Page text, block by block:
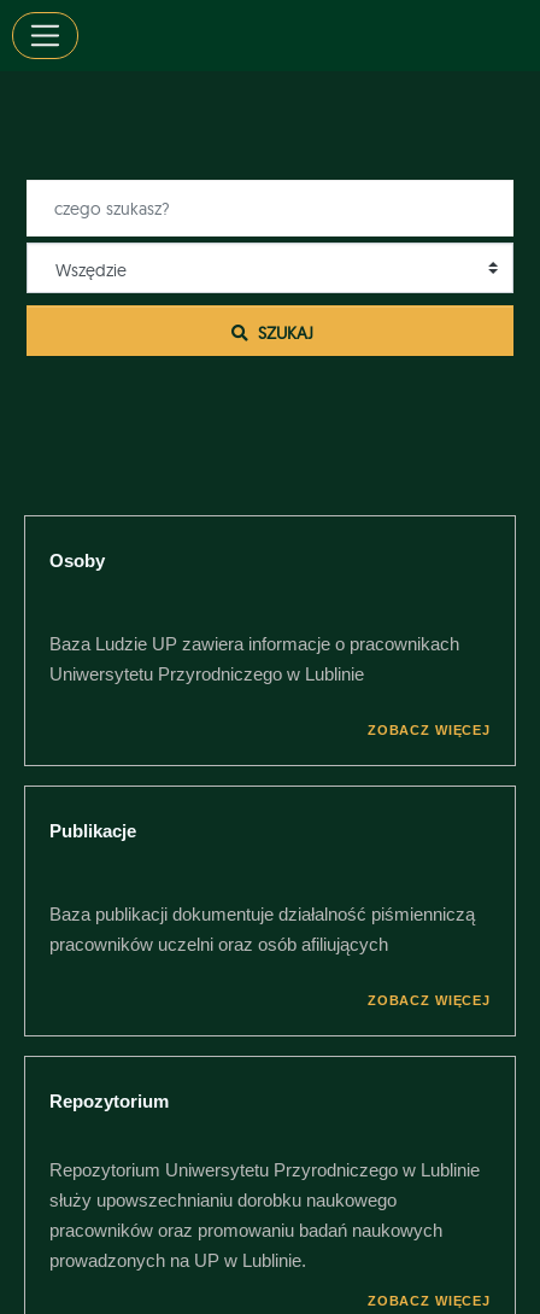
SZUKAJ
Osoby
Baza Ludzie UP zawiera informacje o pracownikach
Uniwersytetu Przyrodniczego w Lublinie
ZOBACZ WIĘCEJ
Publikacje
Baza publikacji dokumentuje działalność piśmienniczą
pracowników uczelni oraz osób afiliujących
ZOBACZ WIĘCEJ
Repozytorium
Repozytorium Uniwersytetu Przyrodniczego w Lublinie
służy upowszechnianiu dorobku naukowego
pracowników oraz promowaniu badań naukowych
prowadzonych na UP w Lublinie.
ZOBACZ WIĘCEJ